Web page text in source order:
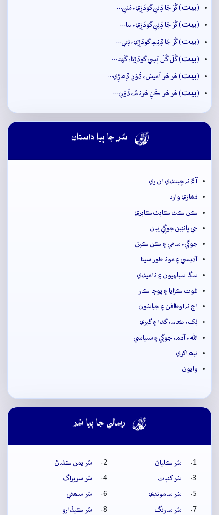
(بيت) گُرَ جَا ڏِني گودَڙِي، مَٿي…
(بيت) گُرَ جَا ڏِنِي گودَڙِي، سا…
(بيت) گُرَ جَا ڏِنِيمِ گودَڙِي، ٿِئي…
(بيت) گُلَ گُلَ پَسِي گودَڙِئا، گَهڻا…
(بيت) ھَر ھَر اُميسَ، ڌُوَنِ ڏِھاڙِي…
(بيت) ھَر ھَر ڪَنِ ھَرنامُ، ڌُوَنِ…
 سُر جا ٻيا داستان
آءٌ نہ جِيئندي ان ري
ڏھاڙي وارتا
ڪن ڪٽ ڪاپٽ ڪاپڙي
جي ڀانيَين جوڳِي ٿِيان
جوڳي، سامي ۽ ڪن ڪپڻ
آديسي ۽ مونا طور سينا
سڳا سيلهيون ۽ نااميدي
قوت ڪڙايا ۽ پوڄا ڪار
اڄ نہ اوطاقن ۽ جياسُون
بُک، طعام، گدا ۽ گبري
الله، آدم، جوڳي ۽ سنياسي
ٽيھ اکري
وايون
 رسالي جا ٻيا سُر
سُر ڪلياڻ
سُر يمن ڪلياڻ
سُر کنڀات
سُر سريراڳ
سُر سامونڊي
سُر سھڻي
سُر سارنگ
سُر ڪيڏارو